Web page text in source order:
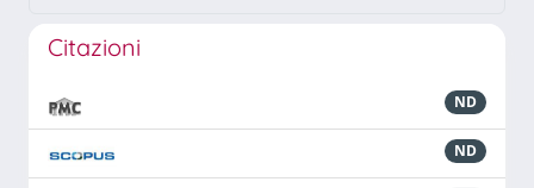
Citazioni
ND
ND